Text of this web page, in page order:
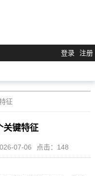
登录 注册
征
关键特征
07-06 点击：148